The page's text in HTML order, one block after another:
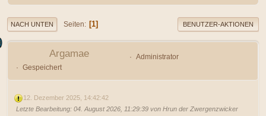
NACH UNTEN Seiten 1 BENUTZER-AKTIONEN
Argamae
Administrator
Gespeichert
12. Dezember 2025, 14:42:42
Letzte Bearbeitung: 04. August 2026, 11:29:39 von Hrun der Zwergenzwicker